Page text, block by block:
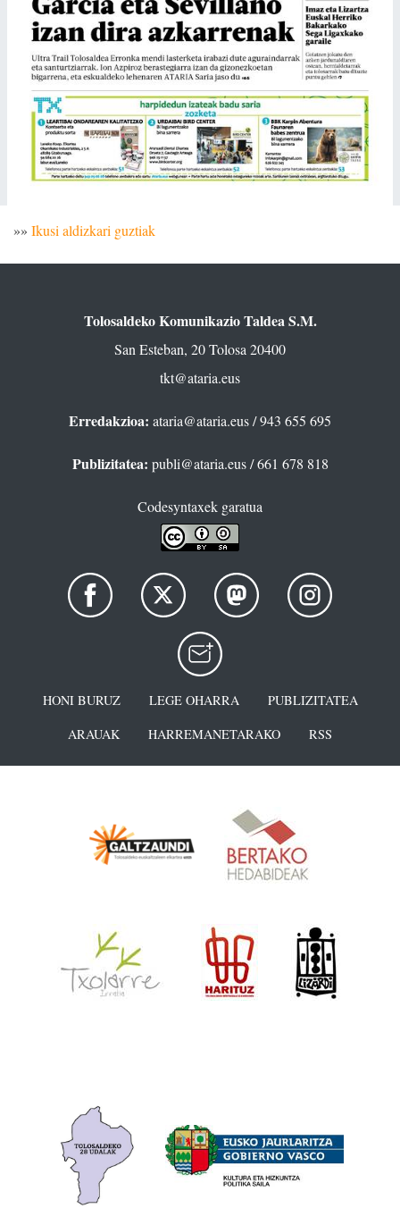
»» Ikusi aldizkari guztiak
Tolosaldeko Komunikazio Taldea S.M.
San Esteban, 20 Tolosa 20400
tkt@ataria.eus
Erredakzioa: ataria@ataria.eus/ 943 655 695
Publizitatea: publi@ataria.eus/ 661 678 818
Codesyntaxek garatua
HONI BURUZ LEGE OHARRA
PUBLIZITATEA
ARAUAK
HARREMANETARAKO RSS